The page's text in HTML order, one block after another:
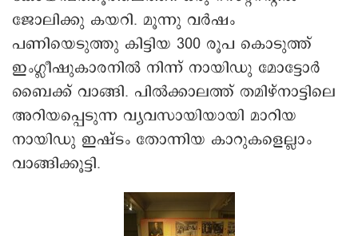
ജോലിക്കു കയറി. മൂന്നു വർഷം
പണിയെടുത്തു കിട്ടിയ 300 രൂപ കൊടുത്ത്
ഇംഗ്ലീഷുകാരനിൽ നിന്ന് നായിഡു മോട്ടോർ
ബൈക്ക് വാങ്ങി. പിൽക്കാലത്ത് തമിഴ്നാട്ടിലെ
അറിയപ്പെടുന്ന വ്യവസായിയായി മാറിയ
നായിഡു ഇഷ്ടം തോന്നിയ കാറുകളെല്ലാം
വാങ്ങിക്കൂട്ടി.